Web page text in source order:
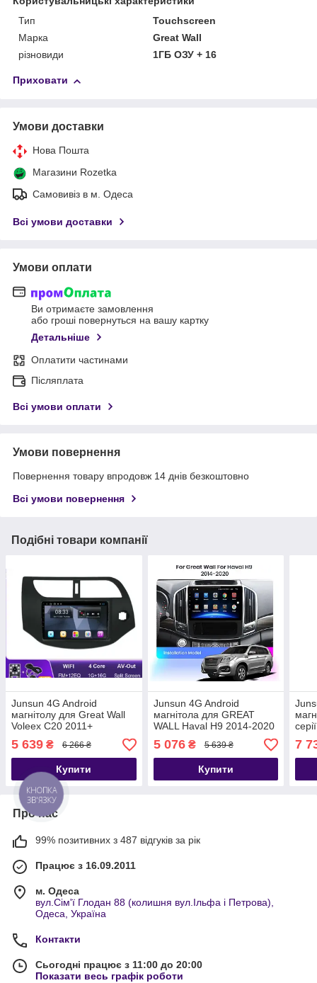
Тип
Touchscreen
Марка
Great Wall
різновиди
1ГБ ОЗУ + 16
Приховати
Умови доставки
Нова Пошта
Магазини Rozetka
Самовивіз в м. Одеса
Всі умови доставки
Умови оплати
Ви отримаєте замовлення
або гроші повернуться на вашу картку
Детальніше
Оплатити частинами
Післяплата
Всі умови оплати
Умови повернення
Повернення товару впродовж 14 днів безкоштовно
Всі умови повернення
Подібні товари компанії
Junsun 4G Android
магнітолу для Great Wall
Voleex C20 2011+
5 639 ₴ 6 266 ₴
Купити
Junsun 4G Android
магнітола для GREAT
WALL Haval H9 2014-2020
5 076₴ 5 639 ₴
Купити
7
Про нас
99% позитивних з 487 відгуків за рік
Працює з 16.09.2011
м. Одеса
вул.Сім'ї Глодан 88 (колишня вул.Ільфа і Петрова),
Одеса, Україна
Контакти
Сьогодні працює з 11:00 до 20:00
Показати весь графік роботи
КНОПКА
ЗВ'ЯЗКУ